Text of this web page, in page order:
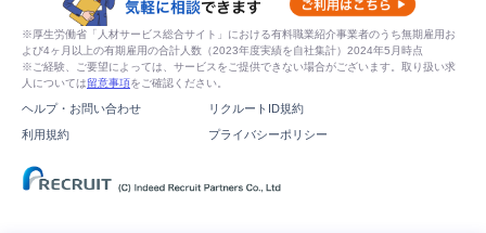
※厚生労働省「人材サービス総合サイト」における有料職業紹介事業者のうち無期雇用お
よび4ヶ月以上の有期雇用の合計人数（2023年度実績を自社集計）2024年5月時点
※ご経験、ご要望によっては、サービスをご提供できない場合がございます。取り扱い求
人については留意事項をご確認ください。
ヘルプ・お問い合わせ
リクルートID規約
利用規約
プライバシーポリシー